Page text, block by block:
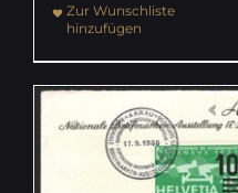
Zur Wunschliste
hinzufügen